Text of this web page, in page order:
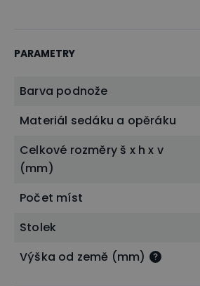
PARAMETRY
Barva podnože
Materiál sedáku a opěráku
Celkové rozměry š x h x v
(mm)
Počet míst
Stolek
Výška od země (mm)